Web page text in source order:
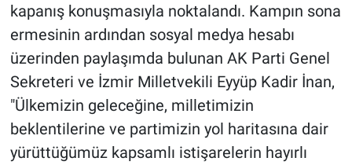
kapanış konuşmasıyla noktalandı. Kampın sona
ermesinin ardından sosyal medya hesabı
üzerinden paylaşımda bulunan AK Parti Genel
Sekreteri ve İzmir Milletvekili Eyyüp Kadir İnan,
"Ülkemizin geleceğine, milletimizin
beklentilerine ve partimizin yol haritasına dair
yürüttüğümüz kapsamlı istişarelerin hayırlı